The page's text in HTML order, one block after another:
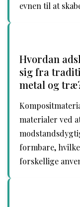
evnen til at
Hvordan
sig fra
metal og
materialer ved
formbare,
forskellige